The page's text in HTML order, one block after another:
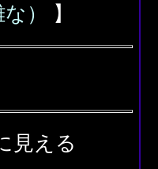
） 】
見える